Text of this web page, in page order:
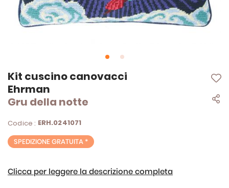
Kit cuscino canovacci
Ehrman
Gru della notte
Codice : ERH.0241071
SPEDIZIONE GRATUITA *
Clicca per leggere la descrizione completa
Vai
all'inizio
della
galleria
immagini